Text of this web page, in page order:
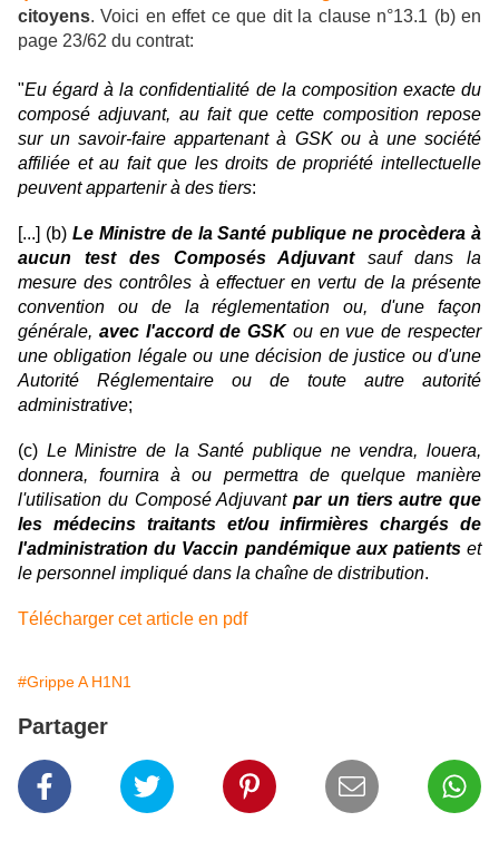
citoyens. Voici en effet ce que dit la clause n°13.1 (b) en
page 23/62 du contrat:
"Eu égard à la confidentialité de la composition exacte du
composé adjuvant, au fait que cette composition repose
sur un savoir-faire appartenant à GSK ou à une société
affiliée et au fait que les droits de propriété intellectuelle
peuvent appartenir à des tiers:
[...] (b) Le Ministre de la Santé publique ne procèdera à
aucun test des Composés Adjuvant
sauf dans la
mesure des contrôles à effectuer en vertu de la présente
convention ou de la réglementation ou, d'une façon
générale, avec l'accord de GSKou en vue de respecter
une obligation légale ou une décision de justice ou d'une
Autorité Réglementaire ou de toute autre autorité
administrative;
(c) Le Ministre de la Santé publique ne vendra, louera,
donnera, fournira à ou permettra de quelque manière
l'utilisation du Composé Adjuvant par un tiers autre que
les médecins traitants et/ou infirmières chargés de
l'administration du Vaccin pandémique aux patientset
le personnel impliqué dans la chaîne de distribution.
Télécharger cet article en pdf
#Grippe A H1N1
Partager